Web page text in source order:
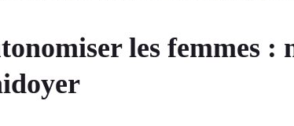
les femmes :